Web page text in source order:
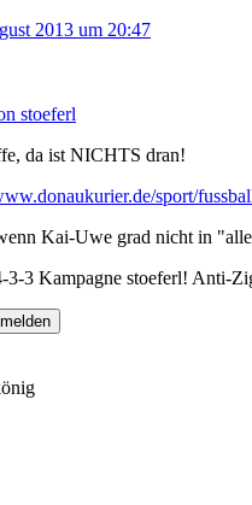
2013 um 20:47
stoeferl
da ist NICHTS dran!
sport/
Kai-Uwe grad nicht in
3-3 Kampagne stoeferl! Anti-